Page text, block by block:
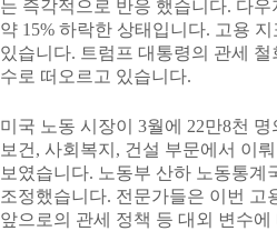
는 즉각적으로 반응 했습니다. 다우
약 15% 하락한 상태입니다. 고용
있습니다. 트럼프 대통령의 관세
수로 떠오르고 있습니다.
미국 노동 시장이 3월에 22만8천
보건, 사회복지, 건설 부문에서 이
보였습니다. 노동부 산하 노동통계
조정했습니다. 전문가들은 이번 고
앞으로의 관세 정책 등 대외 변수